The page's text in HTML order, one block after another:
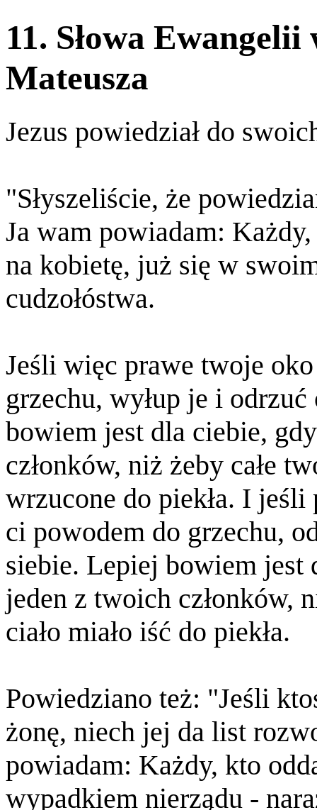
11. Słowa Ewangelii
Mateusza
Jezus powiedział do
"Słyszeliście, że
Ja wam powiadam:
na kobietę, już się w
cudzołóstwa.
Jeśli więc prawe twoje
grzechu, wyłup je i
bowiem jest dla ciebie,
członków, niż żeby całe
wrzucone do piekła. I
ci powodem do grzechu,
siebie. Lepiej bowiem jest
jeden z twoich członków,
ciało miało iść do piekła.
Powiedziano też: "Jeśli
żonę, niech jej da list
powiadam: Każdy, kto
wypadkiem nierządu -